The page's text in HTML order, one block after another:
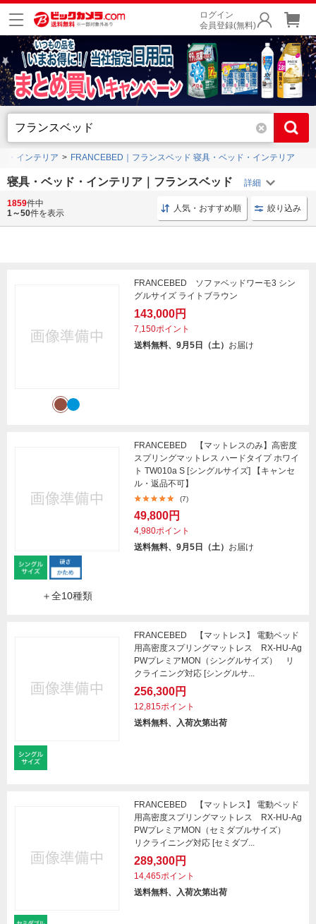
ログイン
会員登録(無料)
・インテリア FRANCEBED｜フランスベッド 寝具・ベッド・インテリア
寝具・ベッド・インテリア｜フランスベッド
寝具 インテリア リカバリーウェア スリープテック
1859件中
1～50件を表示 人気・おすすめ順 絞り込み
FRANCEBED ソファベッドワーモ3 シン
グルサイズ ライトブラウン
143,000円
7,150ポイント
送料無料、9月5日（土） お届け
＋全10種類
FRANCEBED 【マットレスのみ】高密度
スプリングマットレス ハードタイプ ホワイ
ト TW010a S [シングルサイズ] 【キャンセ
ル・返品不可】
(7)
49,800円
4,980ポイント
送料無料、9月5日（土） お届け
FRANCEBED 【マットレス】 電動ベッド
用高密度スプリングマットレス RX-HU-Ag
PWプレミアMON（シングルサイズ） リ
クライニング対応 [シングルサ...
256,300円
12,815ポイント
送料無料、入荷次第出荷
FRANCEBED 【マットレス】 電動ベッド
用高密度スプリングマットレス RX-HU-Ag
PWプレミアMON（セミダブルサイズ）
リクライニング対応 [セミダブ...
289,300円
14,465ポイント
送料無料、入荷次第出荷